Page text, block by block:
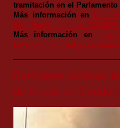
tramitación en el Parlamento
Más información en
https://
50-millones-
Más información en
ley-modernizar-poligonos-
Bomberos sofocan
de Alcalá de